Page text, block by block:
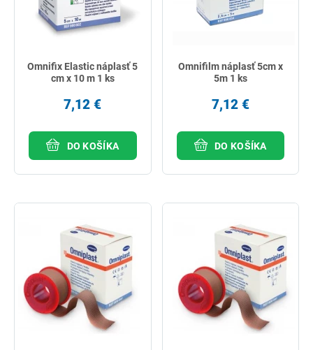
Omnifix Elastic náplasť 5
cm x 10 m 1 ks
7,12 €
DO KOŠÍKA
Omnifilm náplasť 5cm x
5m 1 ks
7,12 €
DO KOŠÍKA